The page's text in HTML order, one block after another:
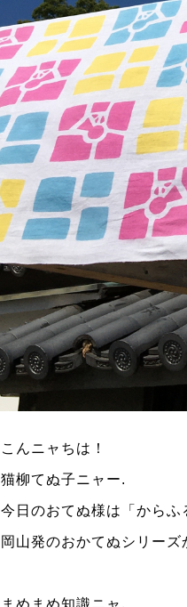
こんニャちは！
猫柳てぬ子ニャー.
今日のおてぬ様は「からふ
岡山発のおかてぬシリーズ
まめまめ知識ニャ .